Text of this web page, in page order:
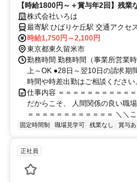
【時給1800円～＋賞与年2回】残
良さが自慢の医療事務
株式会社いろは
最寄駅 ひばりケ丘駅 交通アクセス ひばりケ丘駅北口から徒歩で約9
分
時給1,750円～2,100円
東京都東久留米市
勤務時間 勤務時間（事業所営業
上～OK ●28日～翌10日の請求
時間や時差出勤はご相談ください
仕事内容 ＝＝＝＝＝＝＝＝＝＝
だからこそ、 人間関係の良い職
＝＝＝＝＝＝＝＝＝＝＝＝ ＼＼
固定時間制 職場見学可 残業なし 賞与あ
正社員